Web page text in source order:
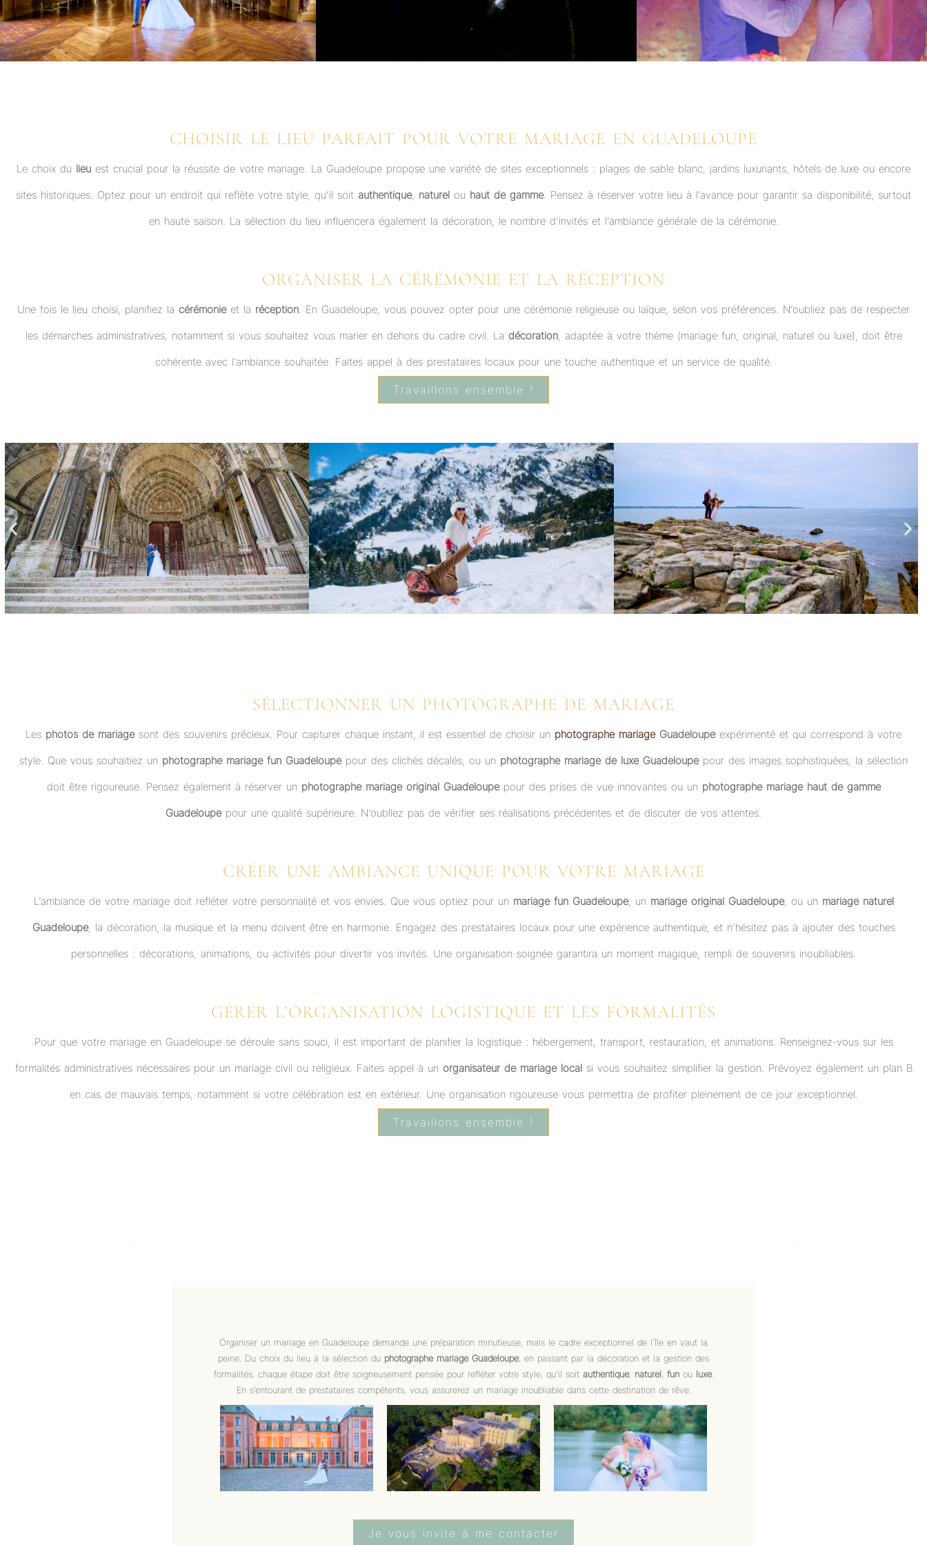
CHOISIR LE LIEU PARFAIT POUR VOTRE MARIAGE EN GUADELOUPE
Le choix du lieu est crucial pour la réussite de votre mariage. La Guadeloupe propose une variété de sites exceptionnels : plages de sable blanc, jardins luxuriants, hôtels de luxe ou encore
sites historiques. Optez pour un endroit qui reflète votre style, qu’il soit authentique, naturel ou haut de gamme. Pensez à réserver votre lieu à l’avance pour garantir sa disponibilité, surtout
en haute saison. La sélection du lieu influencera également la décoration, le nombre d’invités et l’ambiance générale de la cérémonie.
ORGANISER LA CÉRÉMONIE ET LA RÉCEPTION
Une fois le lieu choisi, planifiez la cérémonieet la réception. En Guadeloupe, vous pouvez opter pour une cérémonie religieuse ou laïque, selon vos préférences. N’oubliez pas de respecter
les démarches administratives, notamment si vous souhaitez vous marier en dehors du cadre civil. La décoration, adaptée à votre thème (mariage fun, original, naturel ou luxe), doit être
cohérente avec l’ambiance souhaitée. Faites appel à des prestataires locaux pour une touche authentique et un service de qualité.
Travaillons ensemble !
SÉLECTIONNER UN PHOTOGRAPHE DE MARIAGE
Les photos de mariagesont des souvenirs précieux. Pour capturer chaque instant, il est essentiel de choisir un photographe mariageGuadeloupeexpérimenté et qui correspond à votre
style. Que vous souhaitiez un photographe mariage fun Guadeloupepour des clichés décalés, ou un photographe mariage de luxe Guadeloupepour des images sophistiquées, la sélection
doit être rigoureuse. Pensez également à réserver un photographe mariage original Guadeloupepour des prises de vue innovantes ou un photographe mariage haut de gamme
Guadeloupepour une qualité supérieure. N’oubliez pas de vérifier ses réalisations précédentes et de discuter de vos attentes.
CRÉER UNE AMBIANCE UNIQUE POUR VOTRE MARIAGE
L’ambiance de votre mariage doit refléter votre personnalité et vos envies. Que vous optiez pour un mariage fun Guadeloupe, un mariage original Guadeloupe, ou un mariage naturel
Guadeloupe, la décoration, la musique et la menu doivent être en harmonie. Engagez des prestataires locaux pour une expérience authentique, et n’hésitez pas à ajouter des touches
personnelles : décorations, animations, ou activités pour divertir vos invités. Une organisation soignée garantira un moment magique, rempli de souvenirs inoubliables.
GÉRER L’ORGANISATION LOGISTIQUE ET LES FORMALITÉS
Pour que votre mariage en Guadeloupe se déroule sans souci, il est important de planifier la logistique : hébergement, transport, restauration, et animations. Renseignez-vous sur les
formalités administratives nécessaires pour un mariage civil ou religieux. Faites appel à un organisateur de mariage localsi vous souhaitez simplifier la gestion. Prévoyez également un plan B
en cas de mauvais temps, notamment si votre célébration est en extérieur. Une organisation rigoureuse vous permettra de profiter pleinement de ce jour exceptionnel.
Travaillons ensemble !
Organiser un mariage en Guadeloupe demande une préparation minutieuse, mais le cadre exceptionnel de l’île en vaut la
peine. Du choix du lieu à la sélection du photographe mariage Guadeloupe, en passant par la décoration et la gestion des
formalités, chaque étape doit être soigneusement pensée pour refléter votre style, qu’il soit authentique, naturel, funou luxe.
En s’entourant de prestataires compétents, vous assurerez un mariage inoubliable dans cette destination de rêve.
Je vous invite à me contacter